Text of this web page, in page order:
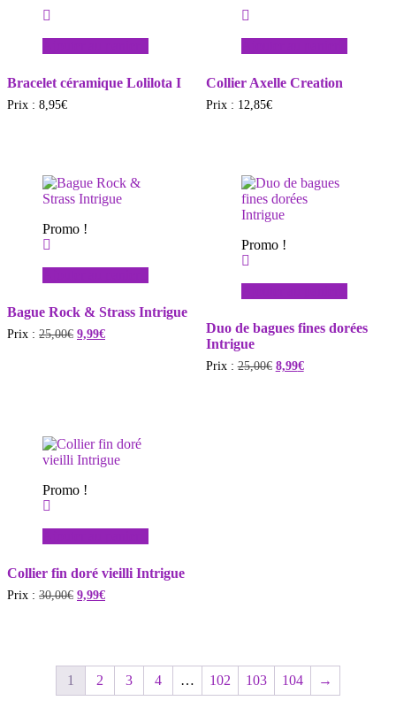
Bracelet céramique Lolilota I
Prix : 8,95€
Collier Axelle Creation
Prix : 12,85€
Promo !
Bague Rock & Strass Intrigue
Prix : 25,00€ Le
9,99€Le
Promo !
Duo de bagues fines dorées
Intrigue
Prix :25,00€ Le
8,99€Le
Promo !
Collier fin doré vieilli Intrigue
Prix : 30,00€ Le
9,99€Le
1 2 3 4 … 102 103 104 →